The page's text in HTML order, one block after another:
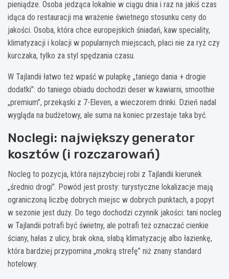
pieniądze. Osoba jedząca lokalnie w ciągu dnia i raz na jakiś czas
idąca do restauracji ma wrażenie świetnego stosunku ceny do
jakości. Osoba, która chce europejskich śniadań, kaw speciality,
klimatyzacji i kolacji w popularnych miejscach, płaci nie za ryż czy
kurczaka, tylko za styl spędzania czasu.
W Tajlandii łatwo też wpaść w pułapkę „taniego dania + drogie
dodatki”: do taniego obiadu dochodzi deser w kawiarni, smoothie
„premium”, przekąski z 7-Eleven, a wieczorem drinki. Dzień nadal
wygląda na budżetowy, ale suma na koniec przestaje taka być.
Noclegi: największy generator
kosztów (i rozczarowań)
Nocleg to pozycja, która najszybciej robi z Tajlandii kierunek
„średnio drogi”. Powód jest prosty: turystyczne lokalizacje mają
ograniczoną liczbę dobrych miejsc w dobrych punktach, a popyt
w sezonie jest duży. Do tego dochodzi czynnik jakości: tani nocleg
w Tajlandii potrafi być świetny, ale potrafi też oznaczać cienkie
ściany, hałas z ulicy, brak okna, słabą klimatyzację albo łazienkę,
która bardziej przypomina „mokrą strefę” niż znany standard
hotelowy.